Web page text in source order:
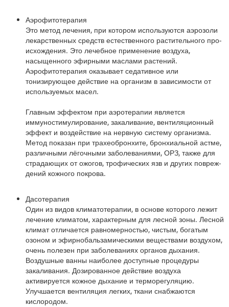
Аэрофитотерапия
Это ме­тод ле­че­ния, при ко­то­ром ис­поль­зу­ют­ся аэ­ро­зо­ли
ле­кар­ст­вен­ных средств ес­те­ст­вен­но­го рас­ти­тель­но­го про­
ис­хо­ж­де­ния. Это лечебное применение воздуха,
насыщенного эфирными маслами растений.
Аэрофитотерапия оказывает седативное или
тонизирующее действие на организм в зависимости от
используемых масел.
Главным эффектом при аэротерапии является
иммуностимулирование, закаливание, вентиляционный
эффект и воздействие на нервную систему организма.
Метод показан при тра­хе­об­рон­хи­те, брон­хи­аль­ной ас­т­ме,
раз­лич­ны­ми лё­гоч­ны­ми за­бо­ле­ва­ния­ми, ОРЗ, также для
стра­даю­щих от ожо­гов, тро­фи­че­ских язв и дру­гих по­вре­ж­
де­ний кож­но­го по­кро­ва.
Дасотерапия
Один из видов климатотерапии, в основе которого лежит
лечение климатом, характерным для лесной зоны. Лесной
климат отличается равномерностью, чистым, богатым
озоном и эфирнобальзамическими веществами воздухом,
очень полезен при заболеваниях органов дыхания.
Воздушные ванны наиболее доступные процедуры
закаливания. Дозированное действие воздуха
активируется кожное дыхание и терморегуляцию.
Улучшается вентиляция легких, ткани снабжаются
кислородом.